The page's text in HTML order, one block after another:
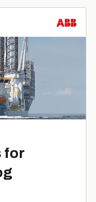
for